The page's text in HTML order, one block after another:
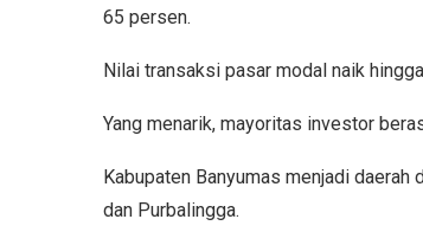
65 persen.
Nilai transaksi pasar modal naik
Yang menarik, mayoritas investor
Kabupaten Banyumas menjadi
dan Purbalingga.